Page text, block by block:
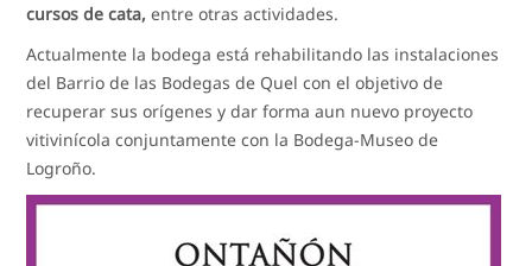
cursos de cata, entre otras actividades.
Actualmente la bodega está rehabilitando las instalaciones
del Barrio de las Bodegas de Quel con el objetivo de
recuperar sus orígenes y dar forma aun nuevo proyecto
vitivinícola conjuntamente con la Bodega-Museo de
Logroño.